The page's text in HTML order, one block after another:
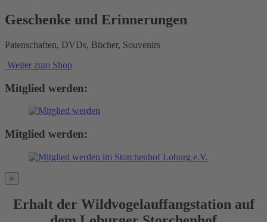
Geschenke und Erinnerungen
Patenschaften, DVDs, Bücher, Souvenirs
Weiter zum Shop
Mitglied werden:
Mitglied werden:
×
Erhalt der Wildvogelauffangstation auf